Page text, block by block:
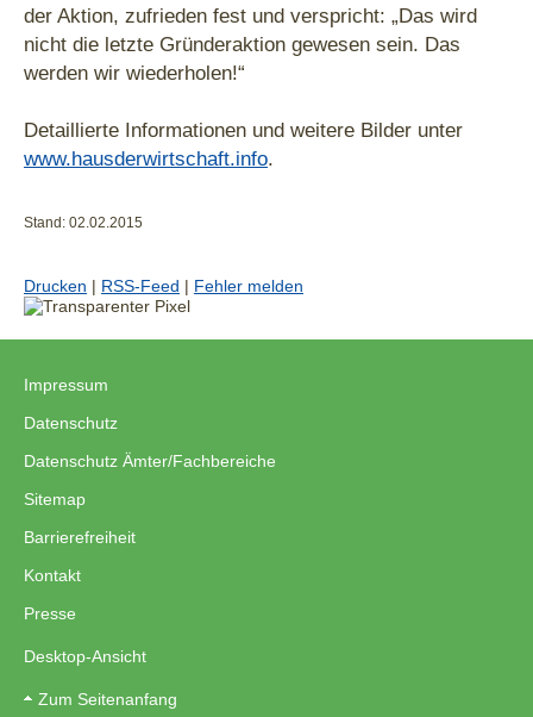
der Aktion, zufrieden fest und verspricht: „Das wird
nicht die letzte Gründeraktion gewesen sein. Das
werden wir wiederholen!“
Detaillierte Informationen und weitere Bilder unter
www.hausderwirtschaft.info.
Stand: 02.02.2015
Drucken | RSS-Feed | Fehler melden
Impressum
Datenschutz
Datenschutz Ämter/Fachbereiche
Sitemap
Barrierefreiheit
Kontakt
Presse
Desktop-Ansicht
Zum Seitenanfang